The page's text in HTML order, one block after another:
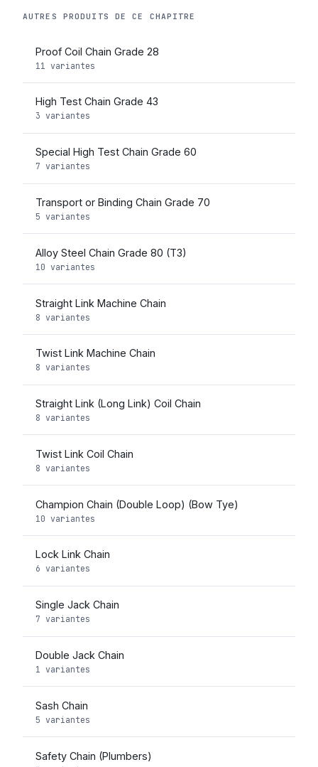
AUTRES PRODUITS DE CE CHAPITRE
Proof Coil Chain Grade 28
11 variantes
High Test Chain Grade 43
3 variantes
Special High Test Chain Grade 60
7 variantes
Transport or Binding Chain Grade 70
5 variantes
Alloy Steel Chain Grade 80 (T3)
10 variantes
Straight Link Machine Chain
8 variantes
Twist Link Machine Chain
8 variantes
Straight Link (Long Link) Coil Chain
8 variantes
Twist Link Coil Chain
8 variantes
Champion Chain (Double Loop) (Bow Tye)
10 variantes
Lock Link Chain
6 variantes
Single Jack Chain
7 variantes
Double Jack Chain
1 variantes
Sash Chain
5 variantes
Safety Chain (Plumbers)